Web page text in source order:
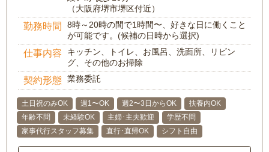
（大阪府堺市堺区付近）
勤務時間
8時～20時の間で1時間〜、好きな日に働くこと
が可能です。(候補の日時から選択)
仕事内容
キッチン、トイレ、お風呂、洗面所、リビン
グ、その他のお掃除
契約形態 業務委託
土日祝のみOK 週1〜OK 週2〜3日からOK
扶養内OK
年齢不問
未経験OK 主婦･主夫歓迎
学歴不問
家事代行スタッフ募集
直行･直帰OK シフト自由